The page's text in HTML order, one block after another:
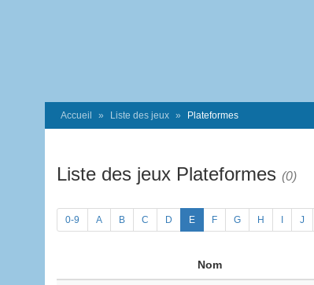
Accueil Liste des jeux Plateformes
Liste des jeux Plateformes (0)
0-9 A B C D E F G H J
Nom